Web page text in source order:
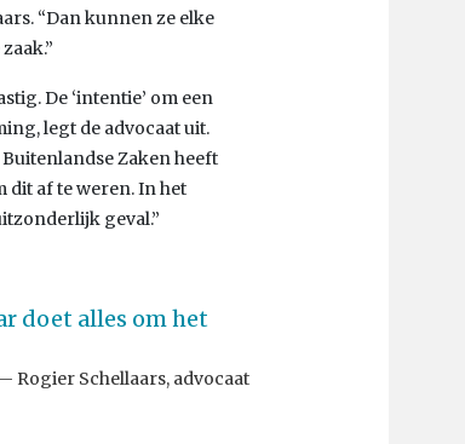
“Dan kunnen ze elke
De ‘intentie’ om een
legt de advocaat uit.
Zaken heeft
dit af te weren. In het
geval.”
doet alles om het
Rogier Schellaars, advocaat